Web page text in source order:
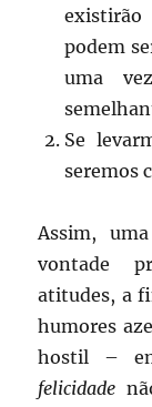
podem
uma
Se
seremos
Assim,
vontade
atitudes, a
humores
hostil –
felicidade